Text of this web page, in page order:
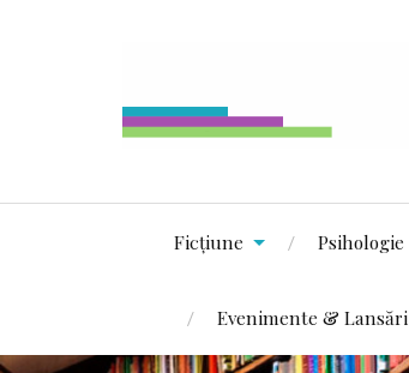
Ficțiune Psihologie
Evenimente & Lansări